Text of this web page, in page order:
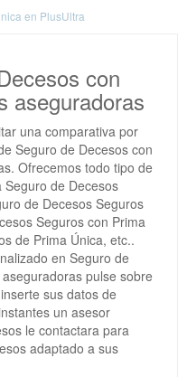
en PlusUltra
con
aseguradoras
una comparativa por
Seguro de Decesos con
Ofrecemos todo tipo de
Seguro de Decesos
de Decesos Seguros
Seguros con Prima
de Prima Única, etc..
en Seguro de
pulse sobre
sus datos de
un asesor
le contactara para
adaptado a sus